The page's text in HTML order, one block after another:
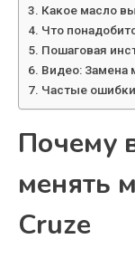
Какое масло
Что
Пошаговая
Видео: Замена
Частые
Почему
менять
Cruze